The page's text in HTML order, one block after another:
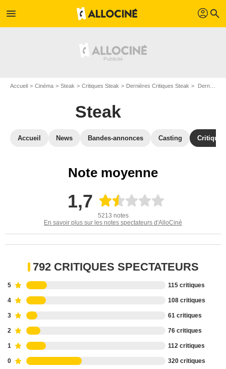
menu profil search
Accueil Cinéma Steak Critiques Steak Dernières Critiques Steak Derniers Avis : Steak - Page 30
Steak
Accueil News Bandes-annonces Casting
Note moyenne
1,7
5213 notes
En savoir plus sur les notes spectateurs d'AlloCiné
792 CRITIQUES SPECTATEURS
5 115 critiques
4 108 critiques
3 61 critiques
2 76 critiques
1 112 critiques
0 320 critiques